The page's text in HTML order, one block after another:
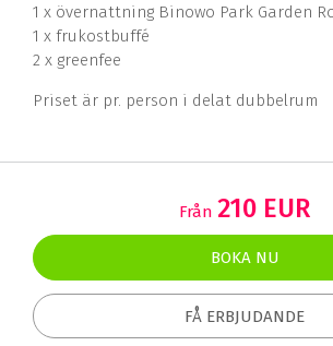
1 x övernattning Binowo Park Garden
1 x frukostbuffé
2 x greenfee
Priset är pr. person i delat dubbelrum
Från 210 EUR
BOKA NU
FÅ ERBJUDANDE